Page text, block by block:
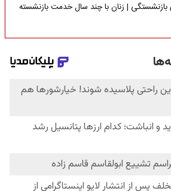
بازنشستگی | زنان با چند سال خدمت بازنشسته